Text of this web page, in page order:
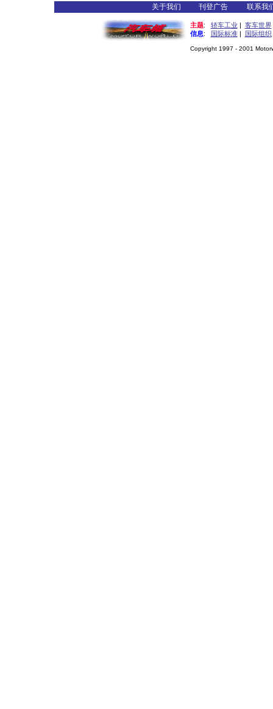
关于我们 刊登广告 联系我
主题: 轿车工业 | 客车世界
信息: 国际标准| 国际组织
Copyright 1997 - 2001